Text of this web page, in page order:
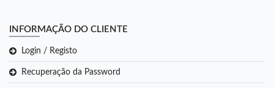
INFORMAÇÃO DO CLIENTE
Login / Registo
Recuperação da Password